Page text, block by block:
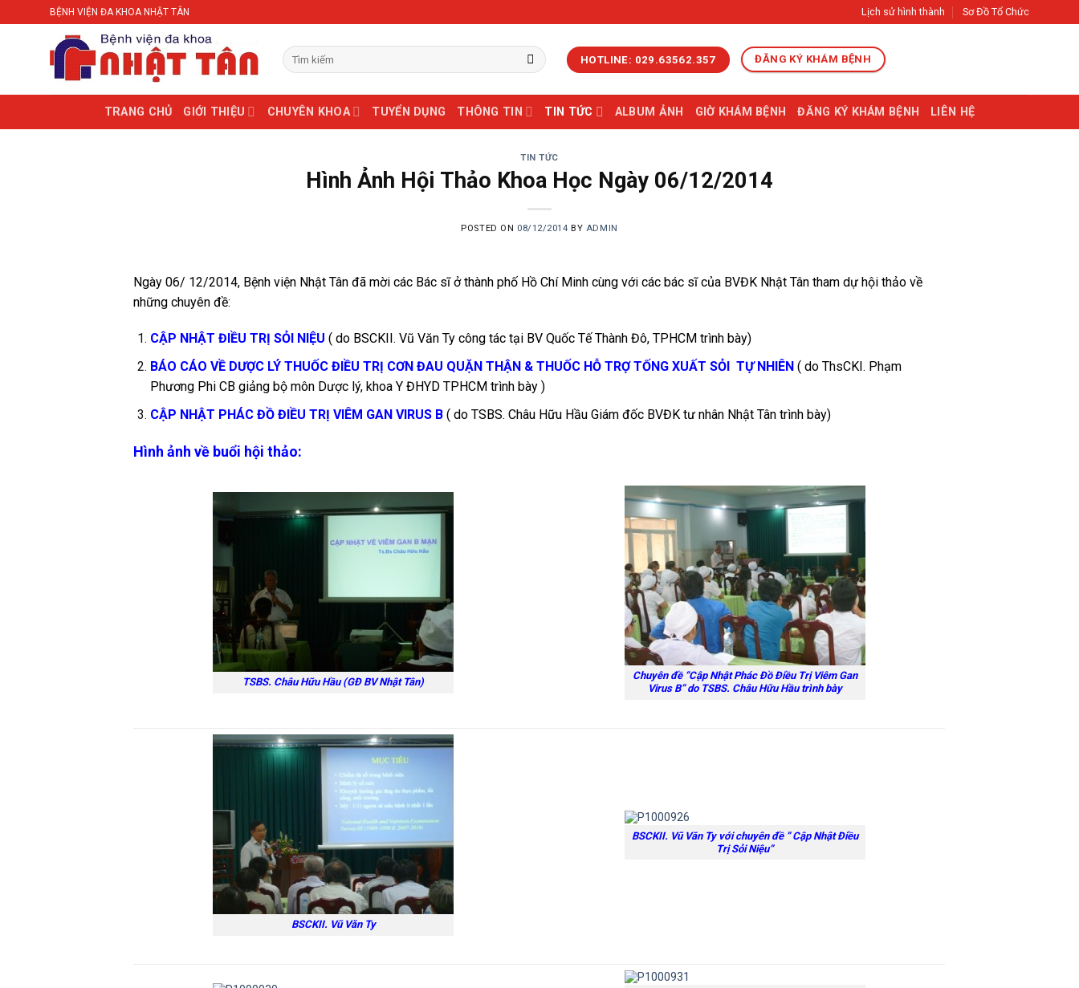
to
BỆNH VIỆN ĐA KHOA NHẬT TÂN Lịch sử hình thành Sơ Đồ Tổ Chức
HOTLINE: 029.63562.357 ĐĂNG KÝ KHÁM BỆNH
TRANG CHỦ GIỚI THIỆU CHUYÊN KHOA TUYỂN DỤNG THÔNG TIN TIN TỨC ALBUM ẢNH GIỜ KHÁM BỆNH ĐĂNG KÝ KHÁM BỆNH LIÊN HỆ
TIN TỨC
Hình Ảnh Hội Thảo Khoa Học Ngày 06/12/2014
POSTED ON 08/12/2014 BY ADMIN
Ngày 06/ 12/2014, Bệnh viện Nhật Tân đã mời các Bác sĩ ở thành phố Hồ Chí Minh cùng với các bác sĩ của BVĐK Nhật Tân tham dự hội thảo về
những chuyên đề:
CẬP NHẬT ĐIỀU TRỊ SỎI NIỆU ( do BSCKII. Vũ Văn Ty công tác tại BV Quốc Tế Thành Đô, TPHCM trình bày)
BÁO CÁO VỀ DƯỢC LÝ THUỐC ĐIỀU TRỊ CƠN ĐAU QUẶN THẬN & THUỐC HỖ TRỢ TỐNG XUẤT SỎI TỰ NHIÊN( do ThsCKI. Phạm
Phương Phi CB giảng bộ môn Dược lý, khoa Y ĐHYD TPHCM trình bày )
CẬP NHẬT PHÁC ĐỒ ĐIỀU TRỊ VIÊM GAN VIRUS B ( do TSBS. Châu Hữu Hầu Giám đốc BVĐK tư nhân Nhật Tân trình bày)
Hình ảnh về buổi hội thảo:
TSBS. Châu Hữu Hầu (GĐ BV Nhật Tân)
Chuyên đề “Cập Nhật Phác Đồ Điều Trị Viêm Gan
Virus B” do TSBS. Châu Hữu Hầu trình bày
BSCKII. Vũ Văn Ty
BSCKII. Vũ Văn Ty với chuyên đề ” Cập Nhật Điều
Trị Sỏi Niệu”